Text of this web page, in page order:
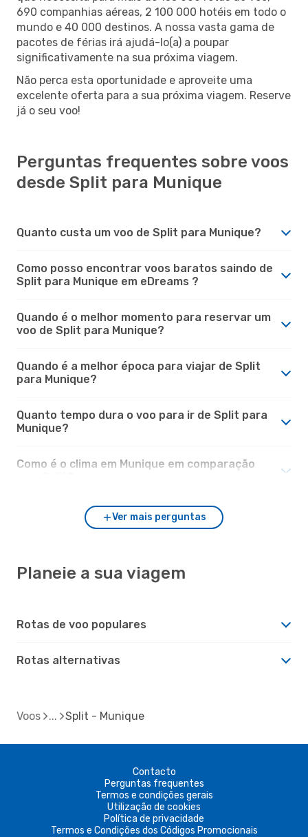
690 companhias aéreas, 2 100 000 hotéis em todo o
mundo e 40 000 destinos. A nossa vasta gama de
pacotes de férias irá ajudá-lo(a) a poupar
significativamente na sua próxima viagem.
Não perca esta oportunidade e aproveite uma
excelente oferta para a sua próxima viagem. Reserve
já o seu voo!
Perguntas frequentes sobre voos
desde Split para Munique
Quanto custa um voo de Split para Munique?
Como posso encontrar voos baratos saindo de
Split para Munique em eDreams ?
Quando é o melhor momento para reservar um
voo de Split para Munique?
Quando é a melhor época para viajar de Split
para Munique?
Quanto tempo dura o voo para ir de Split para
Munique?
Como é o clima em Munique em comparação
Ver mais perguntas
Planeie a sua viagem
Rotas de voo populares
Rotas alternativas
Voos Split - Munique
Contacto
Perguntas frequentes
Termos e condições gerais
Utilização de cookies
Política de privacidade
Termos e Condições dos Códigos Promocionais